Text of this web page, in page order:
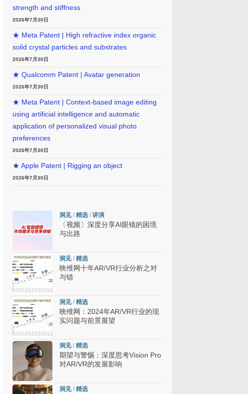
strength and stiffness
2026年7月30日
★ Meta Patent | High refractive index organic
solid crystal particles and substrates
2026年7月30日
★ Qualcomm Patent | Avatar generation
2026年7月30日
★ Meta Patent | Context-based image editing
using artificial intelligence and automatic
application of personalized visual photo
preferences
2026年7月30日
★ Apple Patent | Rigging an object
2026年7月30日
洞见/ 精选 / 讲演
〔视频〕深度分享AI眼镜的困境
与出路
洞见/ 精选
映维网十年AR/VR行业分析之对
与错
洞见/ 精选
映维网：2024年AR/VR行业的现
实问题与前景展望
洞见/ 精选
期望与警惕：深度思考Vision Pro
对AR/VR的发展影响
洞见/ 精选